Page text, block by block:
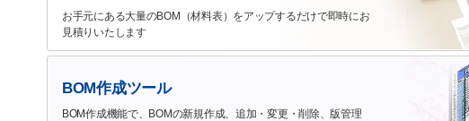
お手元にある大量のBOM（材料表）をアップするだけで即時にお
見積りいたします
BOM作成ツール
BOM作成機能で、BOMの新規作成、追加・変更・削除、版管理